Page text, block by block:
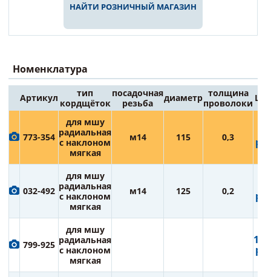
НАЙТИ РОЗНИЧНЫЙ МАГАЗИН
Номенклатура
Артикул
тип
кордщёток
посадочная
резьба
диаметр толщина
проволоки
773-354
для мшу
радиальная
с наклоном
мягкая
м14 115 0,3
032-492
для мшу
радиальная
с наклоном
мягкая
м14 125 0,2
799-925
для мшу
радиальная
с наклоном
мягкая
1